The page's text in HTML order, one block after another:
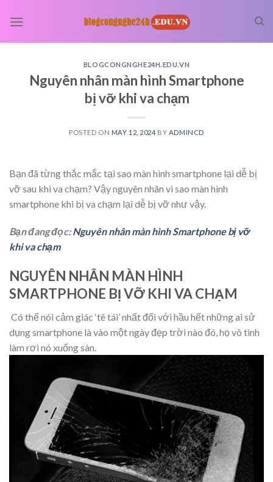
BLOGCONGNGHE24H.EDU.VN
Nguyên nhân màn hình Smartphone
bị vỡ khi va chạm
POSTED ON MAY 12, 2024 BY ADMINCD
Bạn đã từng thắc mắc tại sao màn hình smartphone lại dễ bị
vỡ sau khi va chạm? Vậy nguyên nhân vì sao màn hình
smartphone khi bị va chạm lại dễ bị vỡ như vậy.
Bạn đang đọc:Nguyên nhân màn hình Smartphone bị vỡ
khi va chạm
NGUYÊN NHÂN MÀN HÌNH
SMARTPHONE BỊ VỠ KHI VA CHẠM
Có thể nói cảm giác ‘tê tái’ nhất đối với hầu hết những ai sử
dụng smartphone là vào một ngày đẹp trời nào đó, họvô tình
làm rơi nó xuống sàn.